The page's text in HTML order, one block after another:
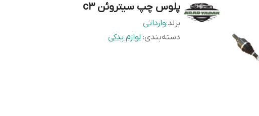
پلوس چپ سیتروئن c3
برند:وارداتی
دسته‌بندی: لوازم یدکی